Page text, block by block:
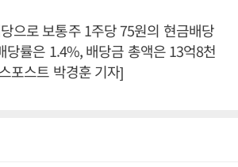
으로 보통주 1주당 75원의 현금배당
당률은 1.4%, 배당금 총액은 13억8천
포스트 박경훈 기자]